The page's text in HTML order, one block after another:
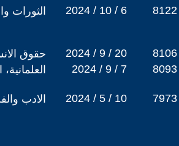
الثورات 2024 / 10 / 6 8122
حقوق 2024 / 9 / 20 8106
2024 / 9 / 7 8093
الادب 2024 / 5 / 10 7973